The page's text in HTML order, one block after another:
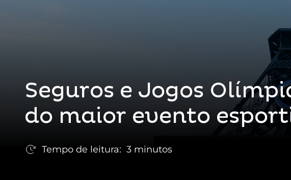
Seguros e Jogos
do maior evento
Tempo de leitura: 3 minutos